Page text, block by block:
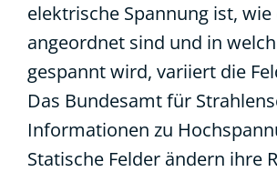
elektrische Spannung ist,
angeordnet sind und in
gespannt wird, variiert die
Das Bundesamt für
Informationen zu
Statische Felder ändern ihre